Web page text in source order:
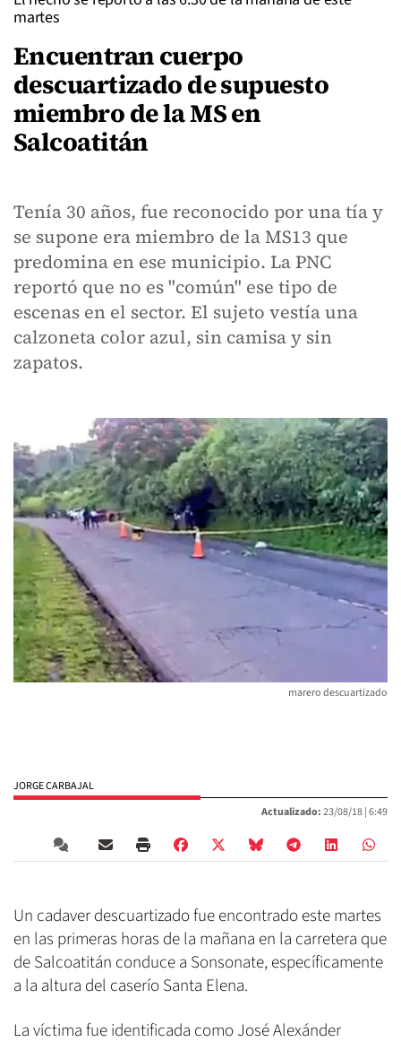
martes
Encuentran cuerpo
descuartizado de supuesto
miembro de la MS en
Salcoatitán
Tenía 30 años, fue reconocido por una tía y
se supone era miembro de la MS13 que
predomina en ese municipio. La PNC
reportó que no es "común" ese tipo de
escenas en el sector. El sujeto vestía una
calzoneta color azul, sin camisa y sin
zapatos.
marero descuartizado
JORGE CARBAJAL
Actualizado:23/08/18 |6:49
Un cadaver descuartizado fue encontrado este martes
en las primeras horas de la mañana en la carretera que
de Salcoatitán conduce a Sonsonate, específicamente
a la altura del caserío Santa Elena.
La víctima fue identificada como José Alexánder